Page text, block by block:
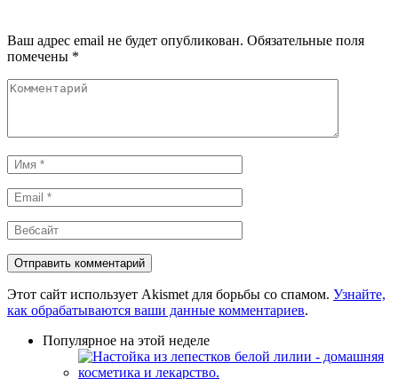
Ваш адрес email не будет опубликован. Обязательные поля
помечены *
Комментарий
Имя
*
Email
*
Вебсайт
Этот сайт использует Akismet для борьбы со спамом. Узнайте,
как обрабатываются ваши данные комментариев.
Популярное на этой неделе